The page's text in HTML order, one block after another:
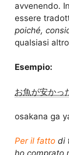
avvenendo.
essere
poiché,
qualsiasi
Esempio:
お魚が安かっ
osakana ga
Per il fatto di
ho comprato